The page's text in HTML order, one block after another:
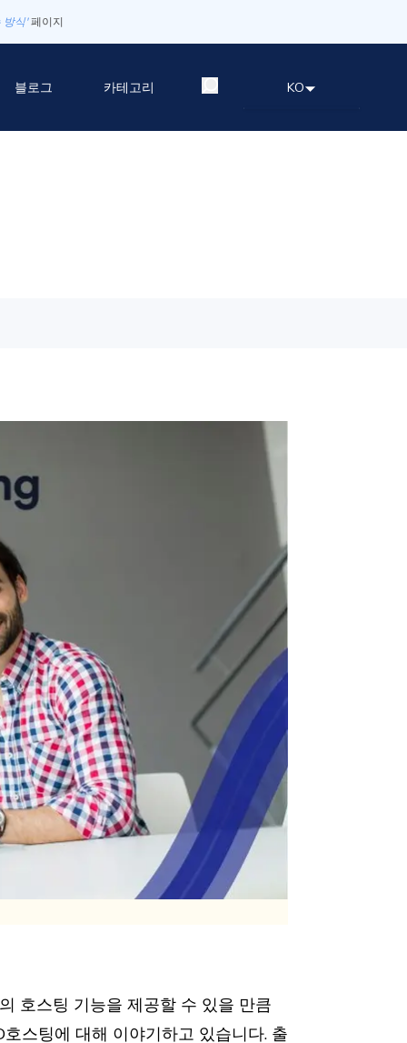
방식' 페이지
블로그 카테고리 KO
호스팅 기능을 제공할 수 있을 만큼
스팅에 대해 이야기하고 있습니다. 출